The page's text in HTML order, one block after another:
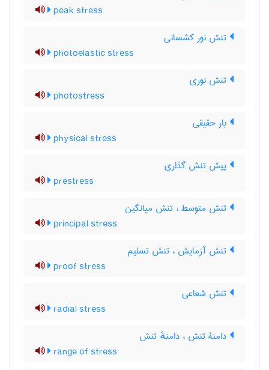
peak stress
تنش نور کشسانی
photoelastic stress
تنش نوری
photostress
بار حقیقی
physical stress
پیش تنش گذاری
prestress
تنش متوسط ، تنش میانگین
principal stress
تنش آزمایش ، تنش تسلیم
proof stress
تنش شعاعی
radial stress
دامنۀ تنش ، دامنهٔ تنش
range of stress